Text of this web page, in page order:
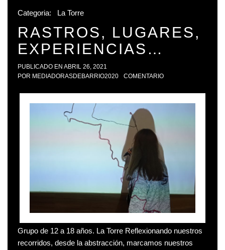
Categoria: La Torre
RASTROS, LUGARES,
EXPERIENCIAS…
PUBLICADO EN ABRIL 26, 2021
POR MEDIADORASDEBARRIO2020 COMENTARIO
Grupo de 12 a 18 años. La Torre Reflexionando nuestros
recorridos, desde la abstracción, marcamos nuestros